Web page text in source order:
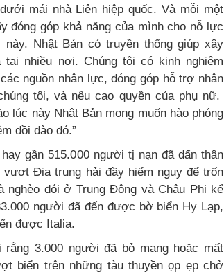
mái nhà Liên hiệp quốc. Và mỗi một
đóng góp khả năng của mình cho nỗ lực
Nhật Bản có truyền thống giúp xây
tại nhiều nơi. Chúng tôi có kinh nghiệm
nguồn nhân lực, đóng góp hỗ trợ nhân
tôi, và nêu cao quyền của phụ nữ.
lúc này Nhật Bản mong muốn hào phóng
dồi dào đó.”
gần 515.000 người tị nạn đã dấn thân
Ðịa trung hải đầy hiểm nguy để trốn
nghèo đói ở Trung Ðông và Châu Phi kể
người đã đến được bờ biển Hy Lạp,
được Italia.
rằng 3.000 người đã bỏ mạng hoặc mất
biển trên những tàu thuyền ọp ẹp chở